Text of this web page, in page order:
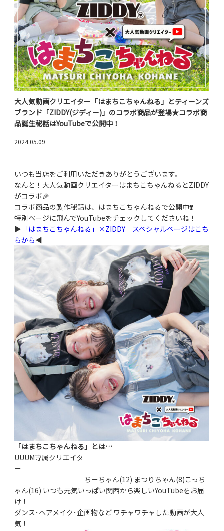
大人気動画クリエイター「はまちこちゃんねる」とティーンズ
ブランド「ZIDDY(ジディー)」のコラボ商品が登場★コラボ商
品誕生秘話はYouTubeで公開中！
2024.05.09
いつも当店をご利用いただきありがとうございます。
なんと！大人気動画クリエイターはまちこちゃんねるとZIDDY
がコラボ🎉
コラボ商品の製作秘話は、はまちこちゃんねるで公開中❣️
特別ページに飛んでYouTubeをチェックしてくださいね！
▶ 「はまちこちゃんねる」×ZIDDY スペシャルページはこち
らから◀
「はまちこちゃんねる」とは…
UUUM専属クリエイタ
ー
ちーちゃん(12) まつりちゃん(8)こっち
ゃん(16) いつも元気いっぱい関西から楽しいYouTubeをお届
け！
ダンス･ヘアメイク･企画物など ワチャワチャした動画が大人
気！